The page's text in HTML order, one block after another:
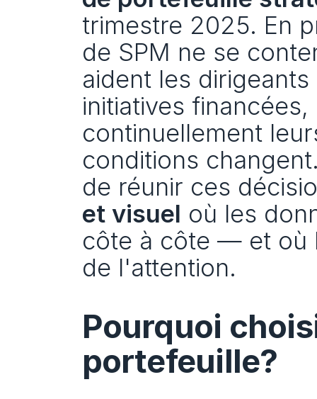
trimestre 2025. En
de SPM ne se
aident les
initiatives
continuellement
conditions
de réunir ces
et visuel où les
côte à côte — et où
de l'attention.
Pourquoi
portefeuille?